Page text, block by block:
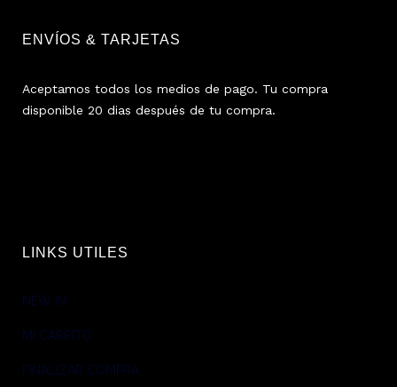
ENVÍOS & TARJETAS
Aceptamos todos los medios de pago. Tu compra
disponible 20 dias después de tu compra.
LINKS UTILES
NEW IN
MI CARRITO
FINALIZAR COMPRA